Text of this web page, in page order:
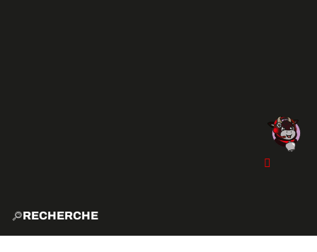
RECHERCHE